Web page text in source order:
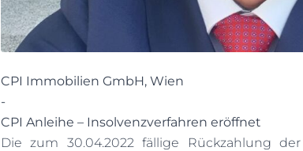
CPI Immobilien GmbH, Wien
-
CPI Anleihe – Insolvenzverfahren eröffnet
Die zum 30.04.2022 fällige Rückzahlung